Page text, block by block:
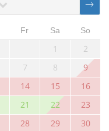
Fr Sa
So
1 2
7 8 9
14 15 16
21 22 23
28 29 30